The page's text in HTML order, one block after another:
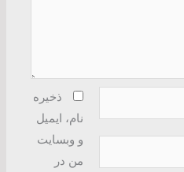
ذخیره
نام، ایمیل
و وبسایت
من در